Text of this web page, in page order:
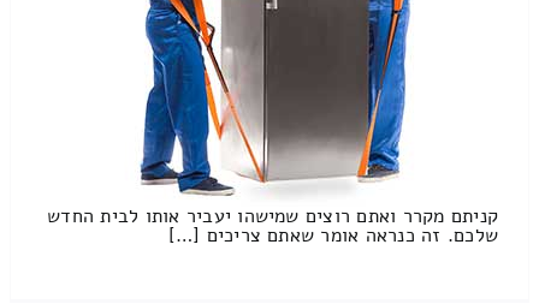
קניתם מקרר ואתם רוצים שמישהו יעביר אותו לבית החדש
שלכם. זה כנראה אומר שאתם צריכים […]